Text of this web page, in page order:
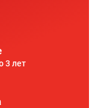
3 лет